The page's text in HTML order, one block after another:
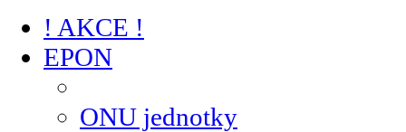
! AKCE !
EPON
ONU jednotky